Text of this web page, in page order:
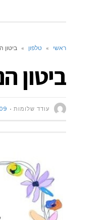
ראשי » טלפון » ביטון
ביטון
עודד שלומות